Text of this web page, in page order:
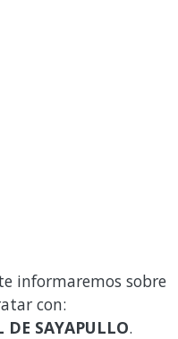
informaremos sobre
con:
SAYAPULLO.